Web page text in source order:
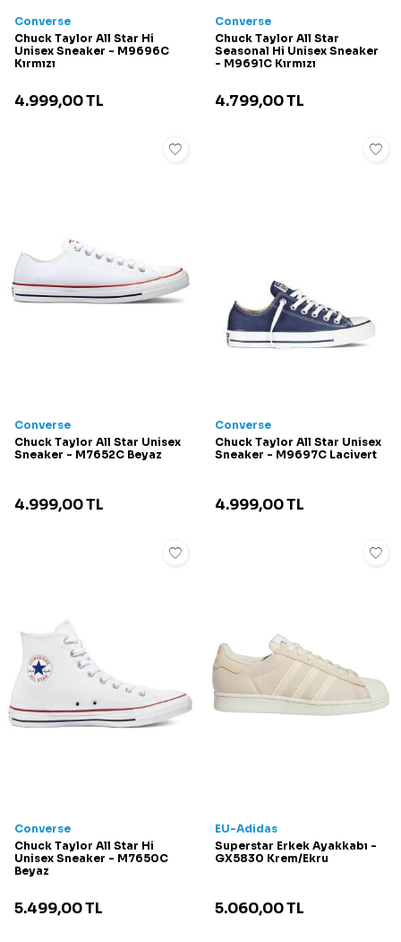
Converse
Chuck Taylor All Star Hi
Unisex Sneaker - M9696C
Kırmızı
4.999,00TL
Converse
Chuck Taylor All Star
Seasonal Hi Unisex Sneaker
- M9691C Kırmızı
4.799,00TL
Converse
Chuck Taylor All Star Unisex
Sneaker - M7652C Beyaz
4.999,00TL
Converse
Chuck Taylor All Star Unisex
Sneaker - M9697C Lacivert
4.999,00TL
Converse
Chuck Taylor All Star Hi
Unisex Sneaker - M7650C
Beyaz
5.499,00TL
EU-Adidas
Superstar Erkek Ayakkabı -
GX5830 Krem/Ekru
5.060,00TL